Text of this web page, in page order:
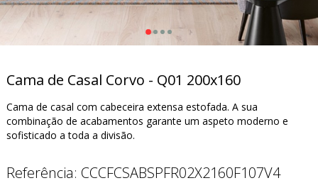
Cama de Casal Corvo - Q01 200x160
Cama de casal com cabeceira extensa estofada. A sua
combinação de acabamentos garante um aspeto moderno e
sofisticado a toda a divisão.
Referência: CCCFCSABSPFR02X2160F107V4